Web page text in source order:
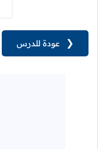
❮ عودة للدرس